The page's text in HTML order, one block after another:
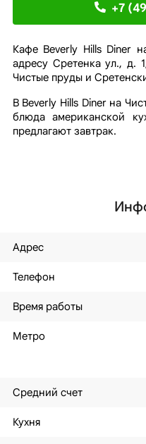
+7
Кафе Beverly Hills Diner
адресу Сретенка ул., д.
Чистые пруды и
В Beverly Hills Diner на
блюда американской
предлагают завтрак.
Адрес
Телефон
Время работы
Метро
Средний счет
Кухня